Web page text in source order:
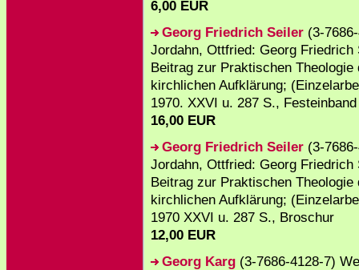
6,00 EUR
Georg Friedrich Seiler (3-
Jordahn, Ottfried: Georg Friedrich
Beitrag zur Praktischen Theologie
kirchlichen Aufklärung;
1970. XXVI u. 287 S., Festeinband
16,00 EUR
Georg Friedrich Seiler (3-
Jordahn, Ottfried: Georg Friedrich
Beitrag zur Praktischen Theologie
kirchlichen Aufklärung;
1970 XXVI u. 287 S., Broschur
12,00 EUR
Georg Karg (3-7686-4128-7)